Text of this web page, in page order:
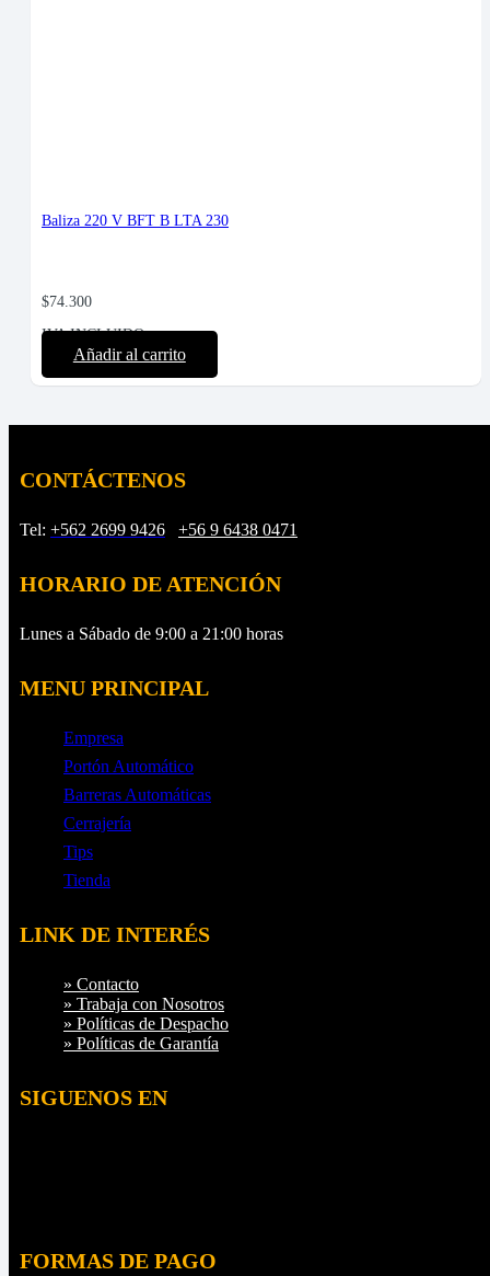
Baliza 220 V BFT B LTA 230
$74.300
IVA INCLUIDO
Añadir al carrito
CONTÁCTENOS
Tel: +562 2699 9426 +56 9 6438 0471
HORARIO DE ATENCIÓN
Lunes a Sábado de 9:00 a 21:00 horas
MENU PRINCIPAL
Empresa
Portón Automático
Barreras Automáticas
Cerrajería
Tips
Tienda
LINK DE INTERÉS
» Contacto
» Trabaja con Nosotros
» Políticas de Despacho
» Políticas de Garantía
SIGUENOS EN
FORMAS DE PAGO